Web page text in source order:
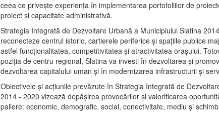
ceea ce priveşte experienţa în implementarea portofoliilor de
proiect și capacitate administrativă.
Strategia Integrată de Dezvoltare Urbană a Municipiului Slatina
reconecteze centrul istoric, cartierele periferice şi spaţiile publice
astfel funcţionalitatea, competitivitatea şi atractivitatea oraşului.
poziţia de centru regional, Slatina va investi în dezvoltarea şi
dezvoltarea capitalului uman şi în modernizarea infrastructurii şi
Obiectivele şi acţiunile prevăzute în Strategia Integrată de
2014 - 2020 vizează depășirea provocărilor şi valorificarea
paliere: economic, demografic, social, conectivitate, mediu şi